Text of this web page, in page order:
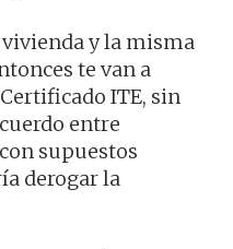
y la misma
te van a
ITE, sin
entre
supuestos
derogar la